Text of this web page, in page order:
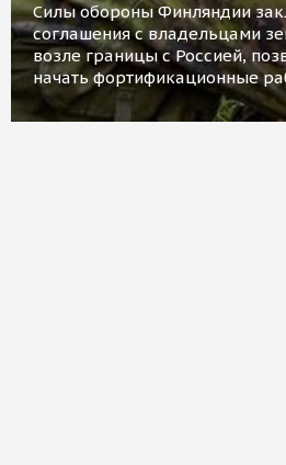
Силы обороны Финляндии
соглашения с владельцами
возле границы с Россией,
начать фортификационные